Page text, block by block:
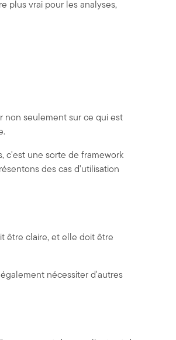
plus vrai pour les analyses,
non seulement sur ce qui est
c'est une sorte de framework
des cas d'utilisation
être claire, et elle doit être
nécessiter d'autres